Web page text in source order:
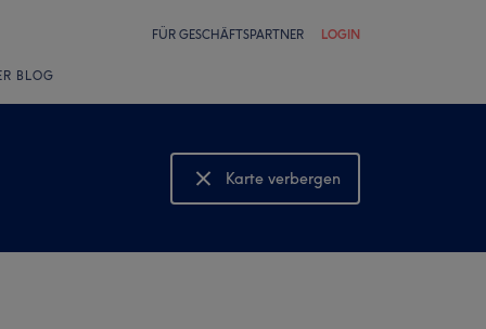
FÜR GESCHÄFTSPARTNER LOGIN
BLOG
Karte verbergen
Karte anzeigen